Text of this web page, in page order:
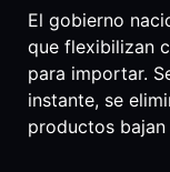
El gobierno
que flexibilizan
para importar.
instante, se
productos bajan